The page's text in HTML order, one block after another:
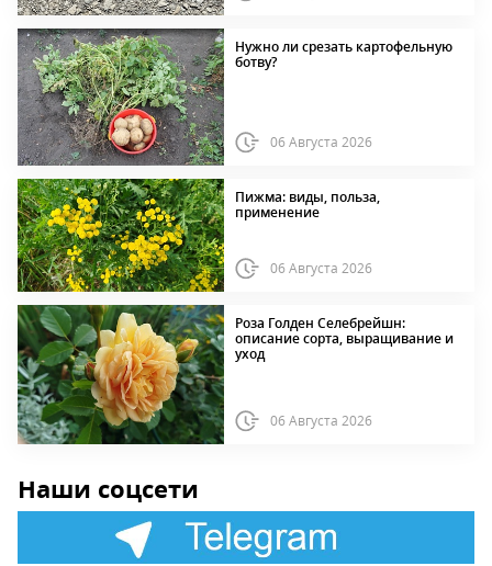
Нужно ли срезать картофельную
ботву?
06 Августа 2026
Пижма: виды, польза,
применение
06 Августа 2026
Роза Голден Селебрейшн:
описание сорта, выращивание и
уход
06 Августа 2026
Наши соцсети